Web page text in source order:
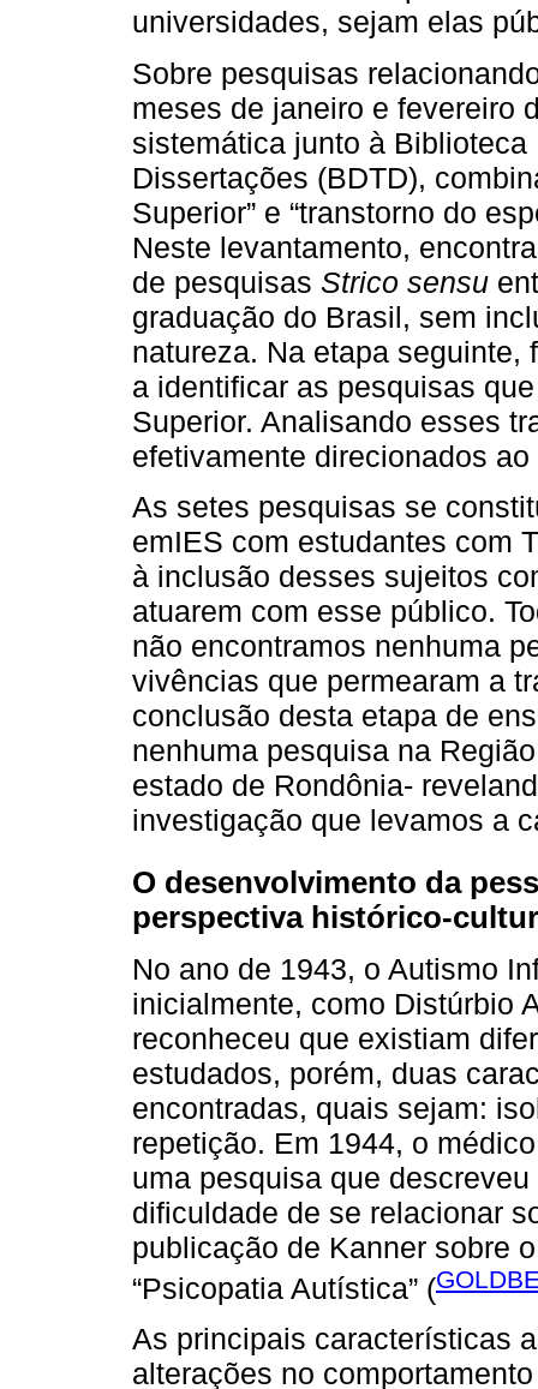
universidades, sejam elas
Sobre pesquisas
meses de janeiro e fevereiro
sistemática junto à
Dissertações (BDTD),
Superior” e “transtorno do
Neste levantamento,
de pesquisas Strico sensu
graduação do Brasil, sem
natureza. Na etapa
a identificar as pesquisas
Superior. Analisando esses
efetivamente direcionados
As setes pesquisas se
emIES com estudantes com
à inclusão desses sujeitos
atuarem com esse público.
não encontramos nenhuma
vivências que permearam a
conclusão desta etapa de
nenhuma pesquisa na
estado de Rondônia-
investigação que levamos a
O desenvolvimento da
perspectiva histórico-
No ano de 1943, o Autismo
inicialmente, como Distúrbio
reconheceu que existiam
estudados, porém, duas
encontradas, quais sejam:
repetição. Em 1944, o
uma pesquisa que
dificuldade de se relacionar
publicação de Kanner sobre
“Psicopatia Autística” (
As principais características
alterações no